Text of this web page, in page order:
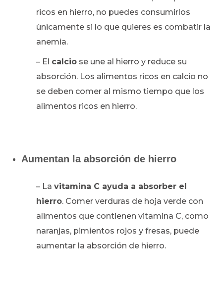
ricos en hierro, no puedes consumirlos
únicamente si lo que quieres es combatir la
anemia.
– El calcio se une al hierro y reduce su
absorción. Los alimentos ricos en calcio no
se deben comer al mismo tiempo que los
alimentos ricos en hierro.
Aumentan la absorción de hierro
– Lavitamina C ayuda a absorber el
hierro. Comer verduras de hoja verde con
alimentos que contienen vitamina C, como
naranjas, pimientos rojos y fresas, puede
aumentar la absorción de hierro.